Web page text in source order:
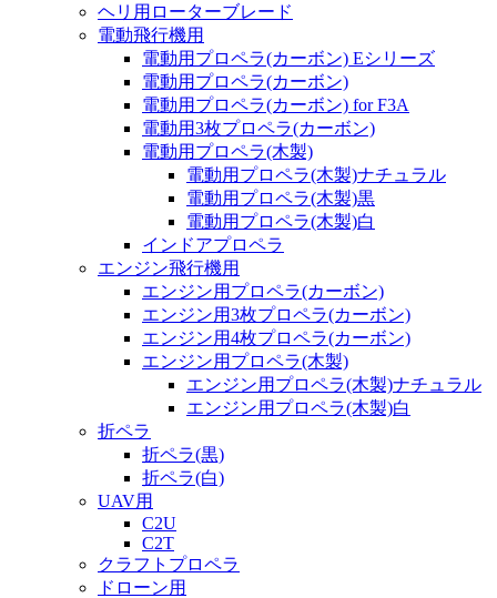
ヘリ用ローターブレード
電動飛行機用
電動用プロペラ(カーボン) Eシリーズ
電動用プロペラ(カーボン)
電動用プロペラ(カーボン) for F3A
電動用3枚プロペラ(カーボン)
電動用プロペラ(木製)
電動用プロペラ(木製)ナチュラル
電動用プロペラ(木製)黒
電動用プロペラ(木製)白
インドアプロペラ
エンジン飛行機用
エンジン用プロペラ(カーボン)
エンジン用3枚プロペラ(カーボン)
エンジン用4枚プロペラ(カーボン)
エンジン用プロペラ(木製)
エンジン用プロペラ(木製)ナチュラル
エンジン用プロペラ(木製)白
折ペラ
折ペラ(黒)
折ペラ(白)
UAV用
C2U
C2T
クラフトプロペラ
ドローン用